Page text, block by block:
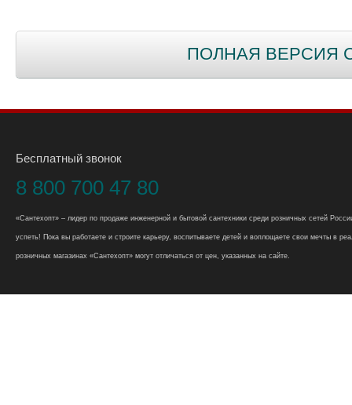
ПОЛНАЯ ВЕРСИЯ
Бесплатный звонок
8 800 700 47 80
«Сантехопт» – лидер по продаже инженерной и бытовой сантехники среди розничных сетей
успеть! Пока вы работаете и строите карьеру, воспитываете детей и воплощаете свои мечты в
розничных магазинах «Сантехопт» могут отличаться от цен, указанных на сайте.